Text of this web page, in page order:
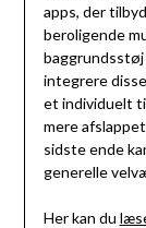
apps, der
beroligende
baggrundsstøj
integrere
et individuelt
mere
sidste ende
generelle
Her kan du